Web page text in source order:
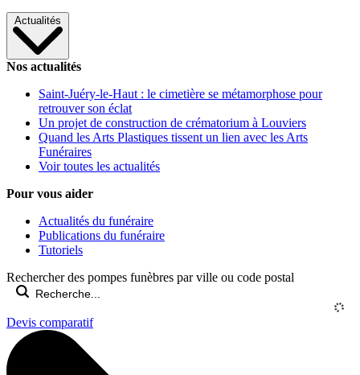
Actualités
Nos actualités
Saint-Juéry-le-Haut : le cimetière se métamorphose pour
retrouver son éclat
Un projet de construction de crématorium à Louviers
Quand les Arts Plastiques tissent un lien avec les Arts
Funéraires
Voir toutes les actualités
Pour vous aider
Actualités du funéraire
Publications du funéraire
Tutoriels
Rechercher des pompes funèbres par ville ou code postal
Devis comparatif